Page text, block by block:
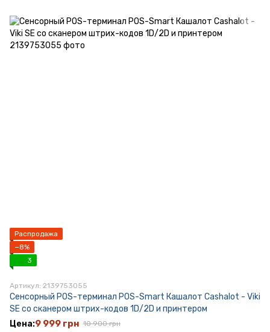
Распродажа
−8%
3
Артикул: 2139753055
Сенсорный POS-терминал POS-Smart Кашалот Cashalot - Viki
SE со сканером штрих-кодов 1D/2D и принтером
9 999 грн 10 900 грн